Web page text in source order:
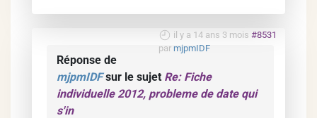
il y a 14 ans 3 mois #8531
par mjpmIDF
Réponse de
mjpmIDFsur le sujet Re: Fiche
individuelle 2012, probleme de date qui
s'in